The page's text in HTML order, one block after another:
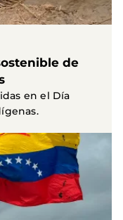
de
en el Día